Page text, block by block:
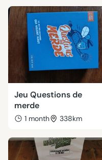
Jeu Questions de
merde
1 month 338km